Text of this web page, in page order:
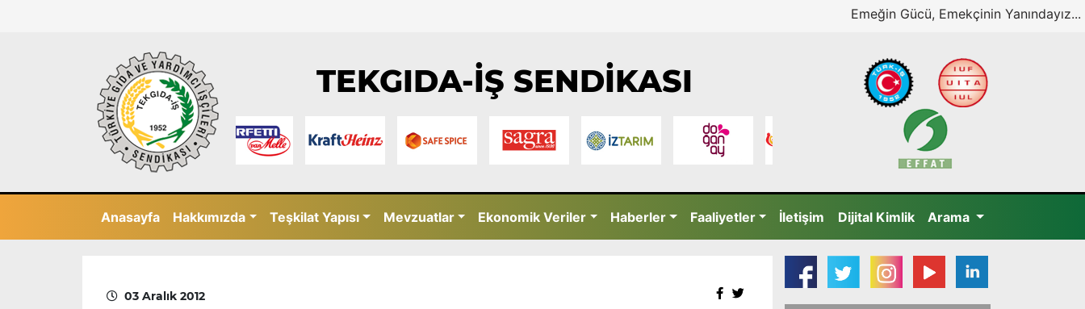
Emeğin Gücü, Emekçinin Yanındayız...
TEKGIDA-İŞ SENDİKASI
Anasayfa Hakkımızda Teşkilat Yapısı Mevzuatlar Ekonomik Veriler Haberler Faaliyetler İletişim Dijital Kimlik Arama
03 Aralık 2012